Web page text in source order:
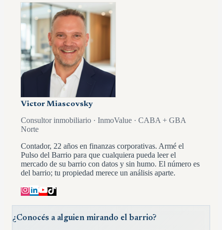
Victor Miascovsky
Consultor inmobiliario · InmoValue · CABA + GBA
Norte
Contador, 22 años en finanzas corporativas. Armé el
Pulso del Barrio para que cualquiera pueda leer el
mercado de su barrio con datos y sin humo. El número es
del barrio; tu propiedad merece un análisis aparte.
¿Conocés a alguien mirando el barrio?